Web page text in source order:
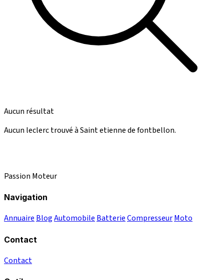
Aucun résultat
Aucun leclerc trouvé à Saint etienne de fontbellon.
Passion Moteur
Navigation
Annuaire BlogAutomobile BatterieCompresseurMoto
Contact
Contact